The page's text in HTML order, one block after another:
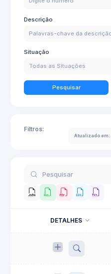
Descrição
Situação
Todas as Situações
Pesquisar
Filtros:
Atualizado em:
DETALHES